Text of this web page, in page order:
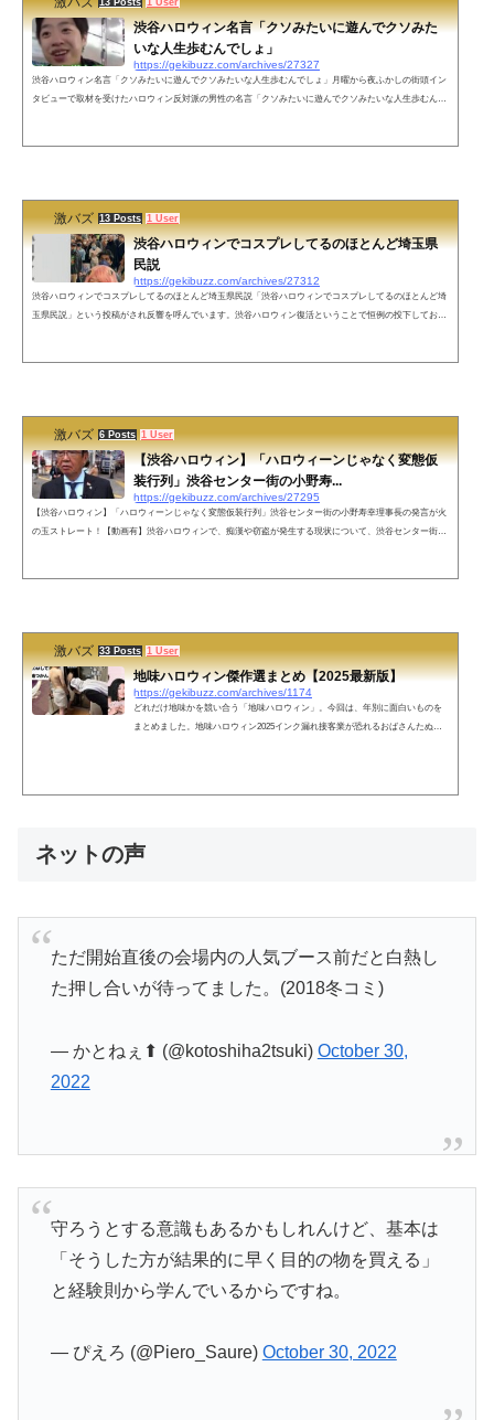
13 Posts 1 User
渋谷ハロウィン名言「クソみたいに遊んでクソみた
いな人生歩むんでしょ」
https://gekibuzz.com/archives/27327
渋谷ハロウィン名言「クソみたいに遊んでクソみたいな人生歩むんでしょ」月曜から夜ふかしの街頭イン
タビューで取材を受けたハロウィン反対派の男性の名言「クソみたいに遊んでクソみたいな人生歩むんで
激バズ 13 Posts 1 User
渋谷ハロウィンでコスプレしてるのほとんど埼玉県
民説
https://gekibuzz.com/archives/27312
渋谷ハロウィンでコスプレしてるのほとんど埼玉県民説「渋谷ハロウィンでコスプレしてるのほとんど埼
玉県民説」という投稿がされ反響を呼んでいます。渋谷ハロウィン復活ということで恒例の投下しておき
激バズ 6 Posts 1 User
【渋谷ハロウィン】「ハロウィーンじゃなく変態仮
装行列」渋谷センター街の小野寿...
https://gekibuzz.com/archives/27295
【渋谷ハロウィン】「ハロウィーンじゃなく変態仮装行列」渋谷センター街の小野寿幸理事長の発言が火
の玉ストレート！【動画有】渋谷ハロウィンで、痴漢や窃盗が発生する現状について、渋谷センター街振
激バズ 33 Posts 1 User
地味ハロウィン傑作選まとめ【2025最新版】
https://gekibuzz.com/archives/1174
どれだけ地味かを競い合う「地味ハロウィン」。今回は、年別に面白いものを
まとめました。地味ハロウィン2025インク漏れ接客業が恐れるおばさんたぬか
ネットの声
ただ開始直後の会場内の人気ブース前だと白熱し
た押し合いが待ってました。(2018冬コミ)
— かとねぇ⬆︎ (@kotoshiha2tsuki) October 30,
2022
守ろうとする意識もあるかもしれんけど、基本は
「そうした方が結果的に早く目的の物を買える」
と経験則から学んでいるからですね。
— ぴえろ (@Piero_Saure) October 30, 2022